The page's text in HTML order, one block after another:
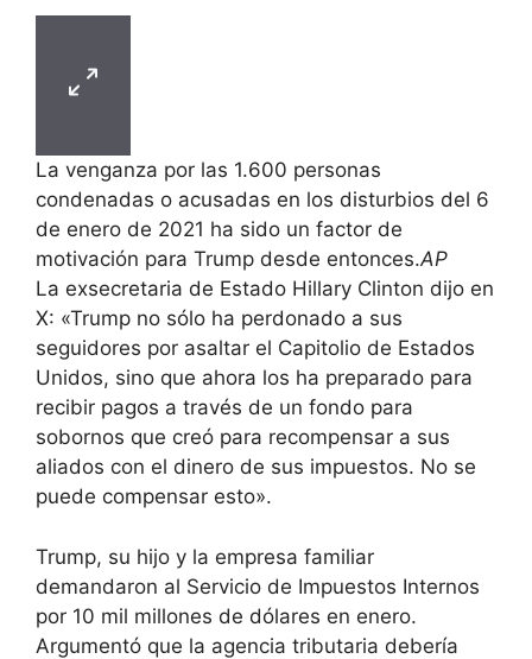
La venganza por las 1.600 personas
condenadas o acusadas en los disturbios del 6
de enero de 2021 ha sido un factor de
motivación para Trump desde entonces.AP
La exsecretaria de Estado Hillary Clinton dijo en
X: «Trump no sólo ha perdonado a sus
seguidores por asaltar el Capitolio de Estados
Unidos, sino que ahora los ha preparado para
recibir pagos a través de un fondo para
sobornos que creó para recompensar a sus
aliados con el dinero de sus impuestos. No se
puede compensar esto».
Trump, su hijo y la empresa familiar
demandaron al Servicio de Impuestos Internos
por 10 mil millones de dólares en enero.
Argumentó que la agencia tributaria debería